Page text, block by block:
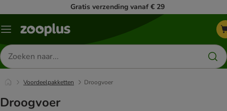
Gratis verzending vanaf € 29
Menu
Zoeken
naar
producten
Voordeelpakketten Droogvoer
Droogvoer